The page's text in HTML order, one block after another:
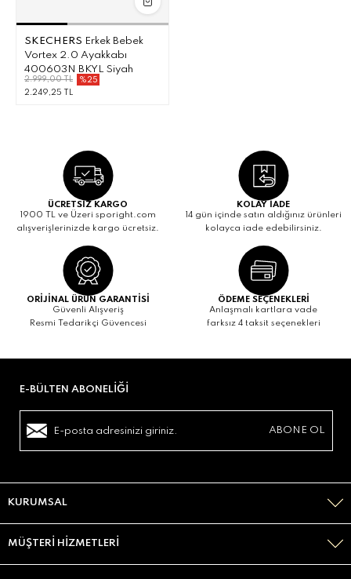
SKECHERS Erkek Bebek
Vortex 2.0 Ayakkabı
400603N BKYL Siyah
2.999,00 TL
%25
2.249,25 TL
ÜCRETSİZ KARGO
1900 TL ve Üzeri sporight.com
alışverişlerinizde kargo ücretsiz.
KOLAY İADE
14 gün içinde satın aldığınız ürünleri
kolayca iade edebilirsiniz.
ORİJİNAL ÜRÜN GARANTİSİ
Güvenli Alışveriş
Resmi Tedarikçi Güvencesi
ÖDEME SEÇENEKLERİ
Anlaşmalı kartlara vade
farksız 4 taksit seçenekleri
E-BÜLTEN ABONELIĞI
KURUMSAL
MÜŞTERI HIZMETLERI